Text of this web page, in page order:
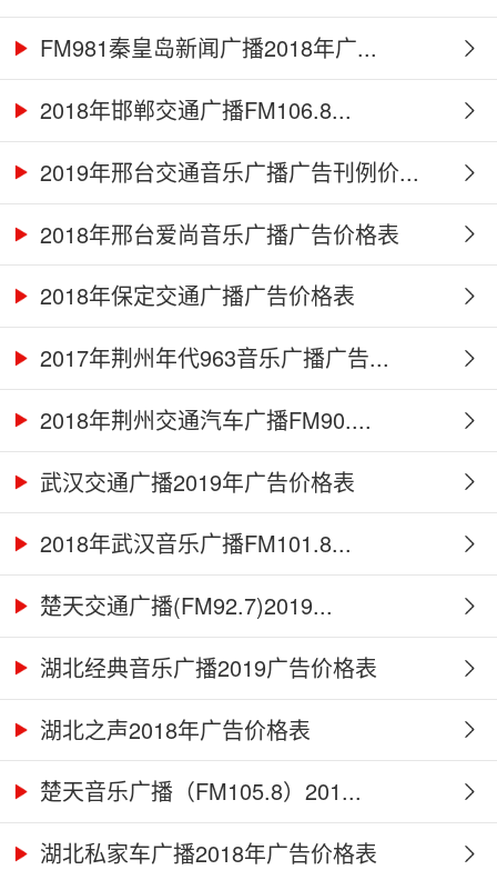
FM981秦皇岛新闻广播2018年广...
2018年邯郸交通广播FM106.8...
2019年邢台交通音乐广播广告刊例价...
2018年邢台爱尚音乐广播广告价格表
2018年保定交通广播广告价格表
2017年荆州年代963音乐广播广告...
2018年荆州交通汽车广播FM90....
武汉交通广播2019年广告价格表
2018年武汉音乐广播FM101.8...
楚天交通广播(FM92.7)2019...
湖北经典音乐广播2019广告价格表
湖北之声2018年广告价格表
楚天音乐广播（FM105.8）201...
湖北私家车广播2018年广告价格表